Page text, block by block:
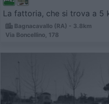
La fattoria, che si trova a 5
Bagnacavallo (RA) - 3.8km
Via Boncellino, 178